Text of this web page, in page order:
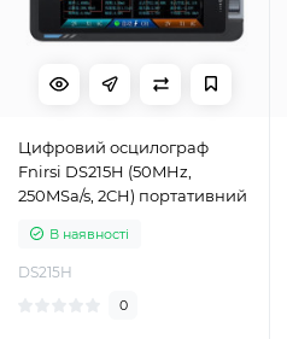
Цифровий осцилограф
Fnirsi DS215H (50MHz,
250MSa/s, 2CH) портативний
В наявності
DS215H
0